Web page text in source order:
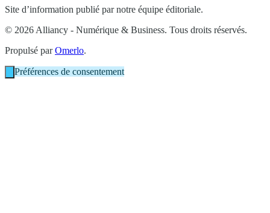
Site d’information publié par notre équipe éditoriale.
© 2026 Alliancy - Numérique & Business. Tous droits réservés.
Propulsé parOmerlo.
Préférences de consentement